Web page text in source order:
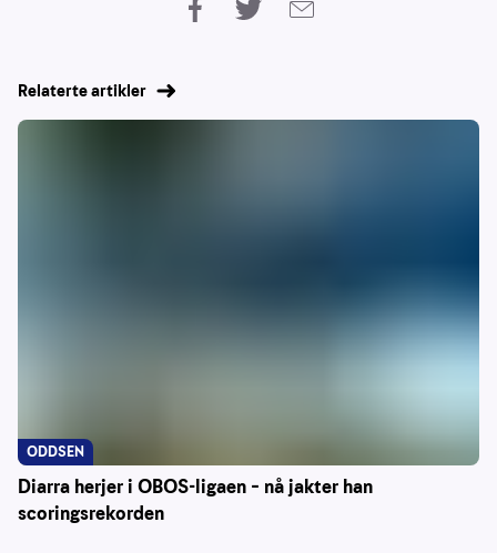
Relaterte artikler
Diarra herjer i OBOS-ligaen – nå jakter han
scoringsrekorden
ODDSEN